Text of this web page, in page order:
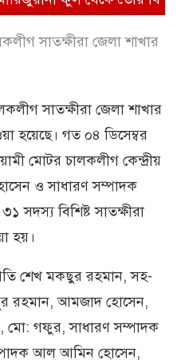
সাতক্ষীরা জেলা শাখার
সাতক্ষীরা জেলা শাখার
হয়েছে। গত ০৪ ডিসেম্বর
মোটর চালকলীগ কেন্দ্রীয়
ও সাধারণ সম্পাদক
সদস্য বিশিষ্ট সাতক্ষীরা
হয়।
শেখ মকছুর রহমান, সহ-
রহমান, আমজাদ হোসেন,
গফুর, সাধারণ সম্পাদক
আল আমিন হোসেন,